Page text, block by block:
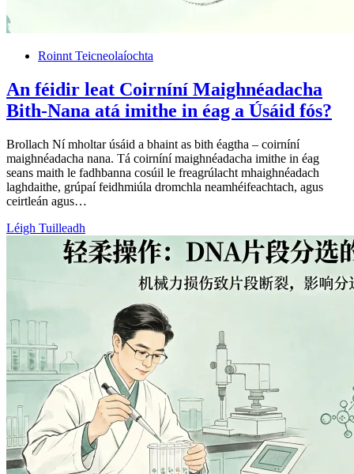
Roinnt Teicneolaíochta
An féidir leat Coirníní Maighnéadacha
Bith-Nana atá imithe in éag a Úsáid fós?
Brollach Ní mholtar úsáid a bhaint as bith éagtha – coirníní
maighnéadacha nana. Tá coirníní maighnéadacha imithe in éag
seans maith le fadhbanna cosúil le freagrúlacht mhaighnéadach
laghdaithe, grúpaí feidhmiúla dromchla neamhéifeachtach, agus
ceirtleán agus…
Léigh Tuilleadh